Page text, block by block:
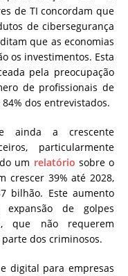
de TI concordam que
de cibersegurança
que as economias
os investimentos. Esta
pela preocupação
de profissionais de
dos entrevistados.
ainda a crescente
particularmente
um relatório sobre o
crescer 39% até 2028,
bilhão. Este aumento
de golpes
que não requerem
dos criminosos.
digital para empresas